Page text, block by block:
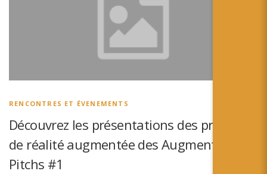
RENCONTRES ET ÉVENEMENTS
Découvrez les présentations des projets
de réalité augmentée des Augmented
Pitchs #1